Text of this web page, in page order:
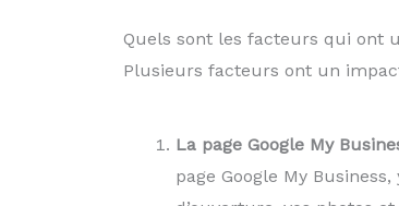
Quels sont les facteurs qui ont
Plusieurs facteurs ont un
La page Google My
page Google My